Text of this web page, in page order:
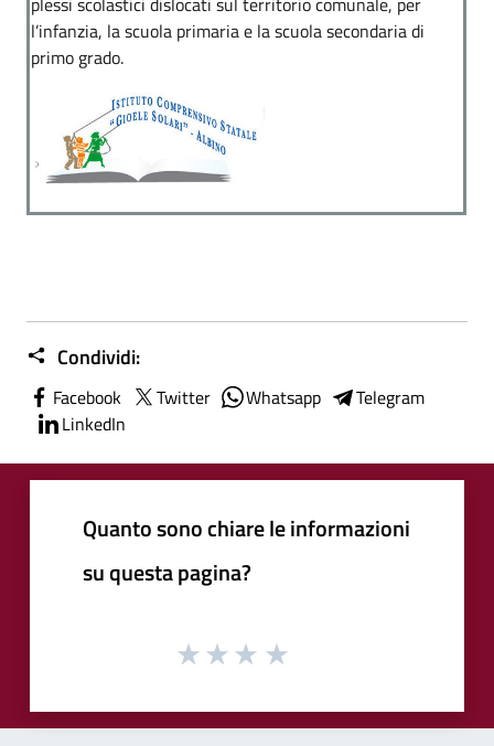
l’infanzia, la scuola primaria e la scuola secondaria di
primo grado.
Condividi:
Facebook Twitter Whatsapp
Telegram
LinkedIn
Quanto sono chiare le informazioni
su questa pagina?